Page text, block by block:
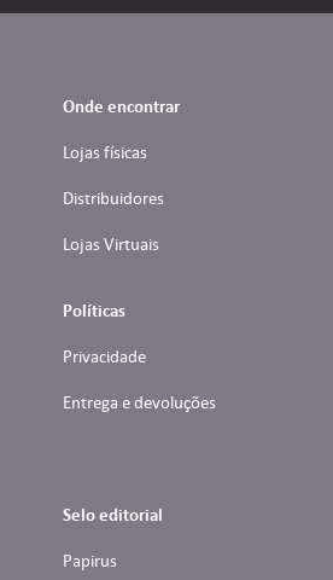
Onde encontrar
Lojas físicas
Distribuidores
Lojas Virtuais
Políticas
Privacidade
Entrega e devoluções
Selo editorial
Papirus